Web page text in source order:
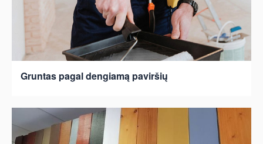
Gruntas pagal dengiamą paviršių